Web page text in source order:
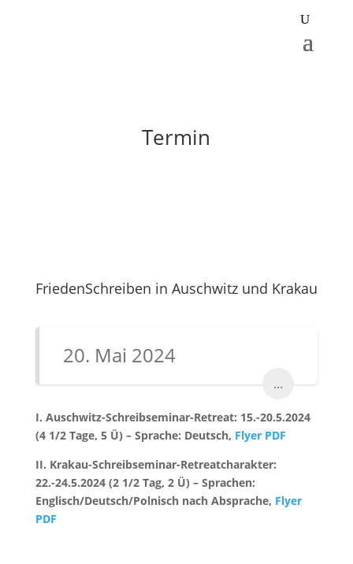
Termin
FriedenSchreiben in Auschwitz und Krakau
20. Mai 2024
...
I. Auschwitz-Schreibseminar-Retreat: 15.-20.5.2024
(4 1/2 Tage, 5 Ü) – Sprache: Deutsch, Flyer PDF
II. Krakau-Schreibseminar-Retreatcharakter:
22.-24.5.2024 (2 1/2 Tag, 2 Ü) – Sprachen:
Englisch/Deutsch/Polnisch nach Absprache, Flyer
PDF